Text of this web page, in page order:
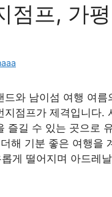
점프, 가
드와 남이섬 여행 여
지점프가 제격입니다
즐길 수 있는 곳으로
해 기분 좋은 여행을
게 떨어지며 아드레